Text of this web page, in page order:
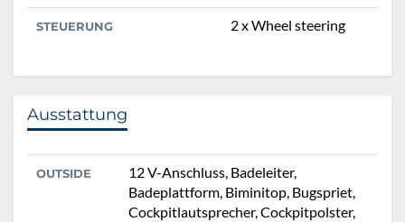
STEUERUNG 2 x Wheel steering
Ausstattung
OUTSIDE
12 V-Anschluss, Badeleiter,
Badeplattform, Biminitop, Bugspriet,
Cockpitlautsprecher, Cockpitpolster,